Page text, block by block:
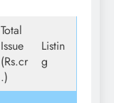
Total
Issue
(Rs.cr
.)
Listin
g